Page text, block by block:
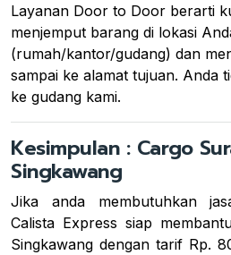
Layanan Door to Door berarti
menjemput barang di lokasi
(rumah/kantor/gudang) dan
sampai ke alamat tujuan. Anda
ke gudang kami.
Kesimpulan : Cargo
Singkawang
Jika anda membutuhkan
Calista Express siap
Singkawang dengan tarif Rp.